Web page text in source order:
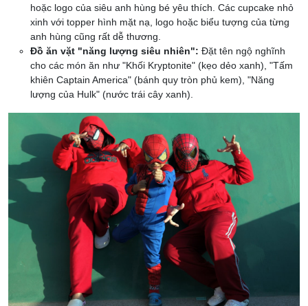
hoặc logo của siêu anh hùng bé yêu thích. Các cupcake nhỏ
xinh với topper hình mặt nạ, logo hoặc biểu tượng của từng
anh hùng cũng rất dễ thương.
Đồ ăn vặt "năng lượng siêu nhiên": Đặt tên ngộ nghĩnh
cho các món ăn như "Khối Kryptonite" (kẹo dẻo xanh), "Tấm
khiên Captain America" (bánh quy tròn phủ kem), "Năng
lượng của Hulk" (nước trái cây xanh).